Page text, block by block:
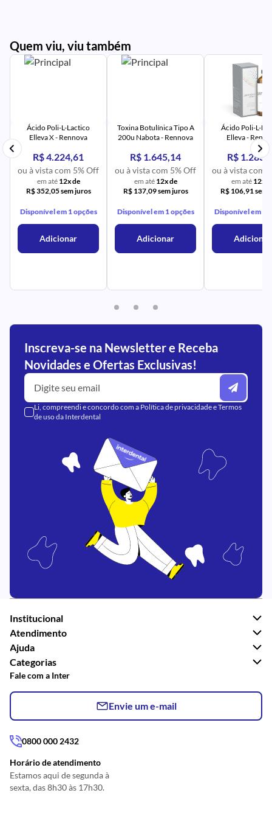
Quem viu, viu também
Ácido Poli-L-Lactico
Elleva X - Rennova
R$ 4.224,61
ou à vista com 5% Off
em até 12x de
R$ 352,05 sem juros
Disponível em 1 opções
Adicionar
Toxina Botulínica Tipo A
200u Nabota - Rennova
R$ 1.645,14
ou à vista com 5% Off
em até 12x de
R$ 137,09 sem juros
Disponível em 1 opções
Adicionar
UR
Ácido Poli-L-
Elleva -
R$
ou à vista com
em até 12x
R$ 106,91 sem
Disponível em 1
Adicionar
Inscreva-se na Newsletter e Receba
Novidades e Ofertas Exclusivas!
Li, compreendi e concordo com a Política de privacidadeeTermos
de usoda Interdental
Institucional
Atendimento
Ajuda
Categorias
Fale com a Inter
Envie um e-mail
0800 000 2432
Horário de atendimento
Estamos aqui de segunda à
sexta, das 8h30 às 17h30.